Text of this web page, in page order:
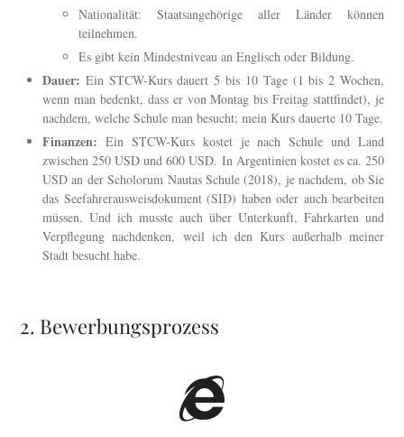
Nationalität: Staatsangehörige aller Länder können
teilnehmen.
Es gibt kein Mindestniveau an Englisch oder Bildung.
Dauer: Ein STCW-Kurs dauert 5 bis 10 Tage (1 bis 2 Wochen,
wenn man bedenkt, dass er von Montag bis Freitag stattfindet), je
nachdem, welche Schule man besucht; mein Kurs dauerte 10 Tage.
Finanzen: Ein STCW-Kurs kostet je nach Schule und Land
zwischen 250 USD und 600 USD. In Argentinien kostet es ca. 250
USD an der Scholorum Nautas Schule (2018), je nachdem, ob Sie
das Seefahrerausweisdokument (SID) haben oder auch bearbeiten
müssen. Und ich musste auch über Unterkunft, Fahrkarten und
Verpflegung nachdenken, weil ich den Kurs außerhalb meiner
Stadt besucht habe.
2. Bewerbungsprozess